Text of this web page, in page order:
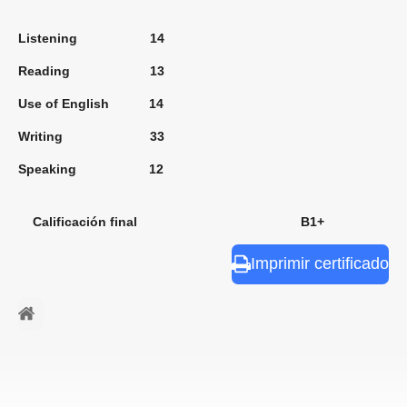
Listening 14
Reading 13
Use of English 14
Writing 33
Speaking 12
Calificación final B1+
Imprimir certificado
⠀ㅤ